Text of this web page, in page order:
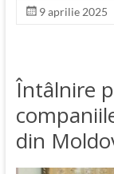
9 aprilie 2025
Întâlnire
din